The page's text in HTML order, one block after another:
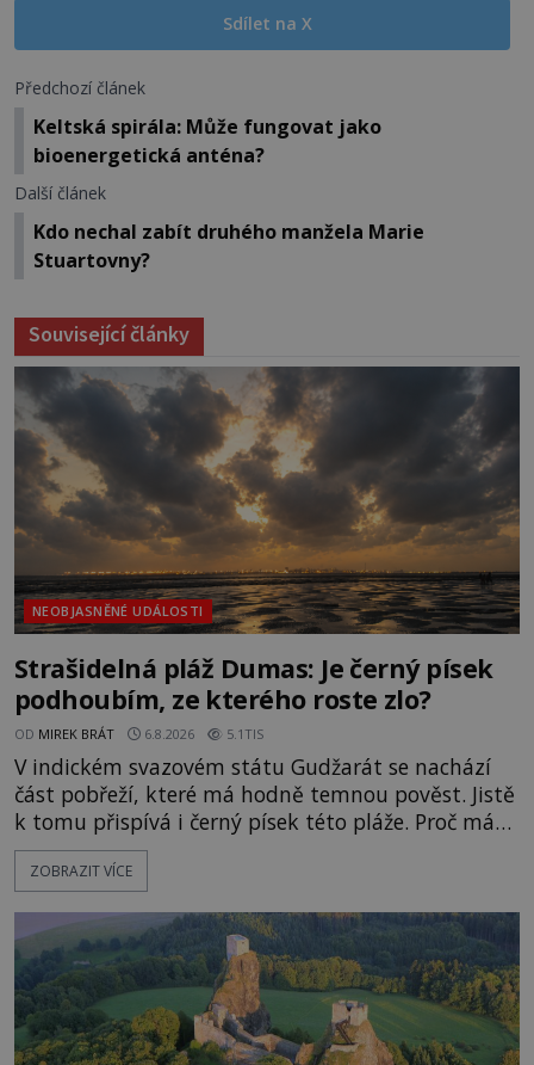
Sdílet na X
Předchozí článek
Keltská spirála: Může fungovat jako
bioenergetická anténa?
Další článek
Kdo nechal zabít druhého manžela Marie
Stuartovny?
Související články
NEOBJASNĚNÉ UDÁLOSTI
Strašidelná pláž Dumas: Je černý písek
podhoubím, ze kterého roste zlo?
OD MIREK BRÁT 6.8.2026 5.1TIS
V indickém svazovém státu Gudžarát se nachází
část pobřeží, které má hodně temnou pověst. Jistě
k tomu přispívá i černý písek této pláže. Proč má
pláž takové netypické zbarvení? Nakolik jsou
pravdivé historky, že zde došlo k nevysvětlitelným
následovat. Vstupujeme na pláž Dumas ve městě
Surat. Gu
ZOBRAZIT VÍCE